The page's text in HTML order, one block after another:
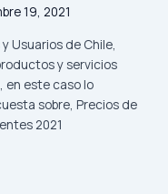
19, 2021
Usuarios de Chile,
y servicios
en este caso lo
sobre, Precios de
2021